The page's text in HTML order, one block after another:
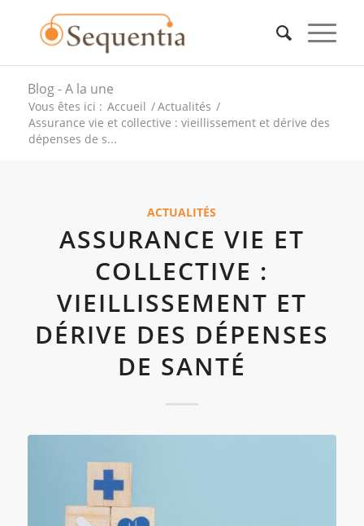
Blog - A la une
Vous êtes ici : Accueil /Actualités /
Assurance vie et collective : vieillissement et dérive des
dépenses de s...
ACTUALITÉS
ASSURANCE VIE ET
COLLECTIVE :
VIEILLISSEMENT ET
DÉRIVE DES DÉPENSES
DE SANTÉ